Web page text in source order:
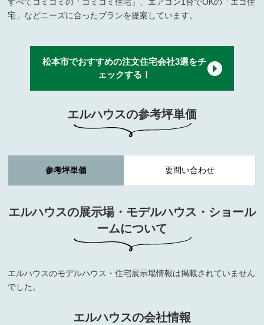
すべてコミコミの「コミコミ住宅」、エアコン1台でOKの「エコ住
宅」などニーズに合ったプランを提案しています。
松本市でおすすめの注文住宅会社3選をチ
ェックする！
エルハウスの参考坪単価
参考坪単価 要問い合わせ
エルハウスの展示場・モデルハウス・ショール
ームについて
エルハウスのモデルハウス・住宅展示場情報は掲載されていません
でした。
エルハウスの会社情報